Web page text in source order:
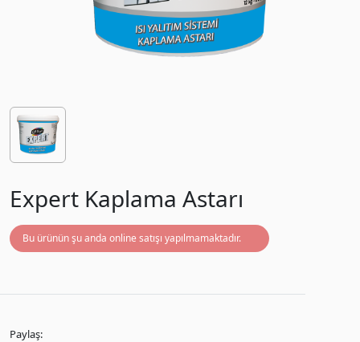
Expert Kaplama Astarı
Bu ürünün şu anda online satışı yapılmamaktadır.
Paylaş: